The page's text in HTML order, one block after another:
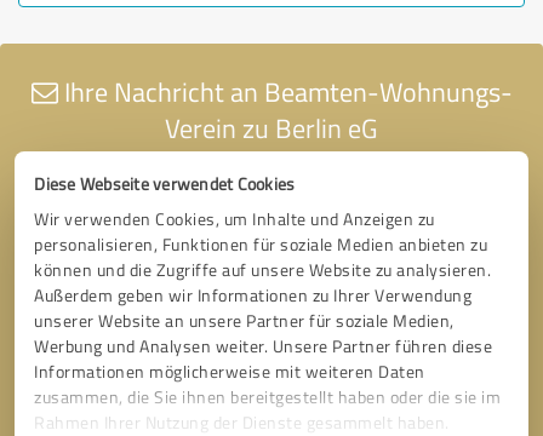
Diese Webseite verwendet Cookies
Wir verwenden Cookies, um Inhalte und Anzeigen zu
personalisieren, Funktionen für soziale Medien anbieten zu
können und die Zugriffe auf unsere Website zu analysieren.
Außerdem geben wir Informationen zu Ihrer Verwendung
unserer Website an unsere Partner für soziale Medien,
Werbung und Analysen weiter. Unsere Partner führen diese
Informationen möglicherweise mit weiteren Daten
zusammen, die Sie ihnen bereitgestellt haben oder die sie im
Rahmen Ihrer Nutzung der Dienste gesammelt haben.
Ihre Nachricht an Beamten-Wohnungs-
Verein zu Berlin eG